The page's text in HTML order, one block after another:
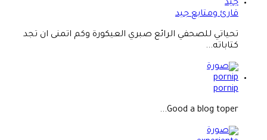
قارئ ومتابع جيد
تحياتي للصحفي الرائع صبري العيكورة وكم اتمنى ان تجد
كتاباته...
pornip
Good a blog toper...